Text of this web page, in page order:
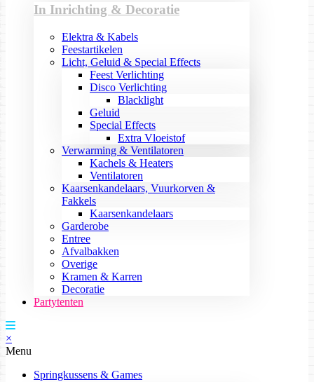
In Inrichting & Decoratie
Elektra & Kabels
Feestartikelen
Licht, Geluid & Special Effects
Feest Verlichting
Disco Verlichting
Blacklight
Geluid
Special Effects
Extra Vloeistof
Verwarming & Ventilatoren
Kachels & Heaters
Ventilatoren
Kaarsenkandelaars, Vuurkorven &
Fakkels
Kaarsenkandelaars
Garderobe
Entree
Afvalbakken
Overige
Kramen & Karren
Decoratie
Partytenten
×
Menu
Springkussens & Games